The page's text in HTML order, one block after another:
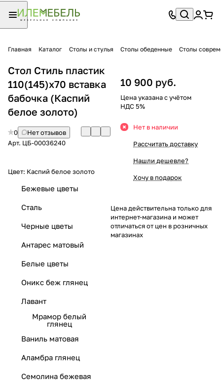
Главная Каталог Столы и стулья Столы обеденные Столы
Стол Стиль пластик
110(145)х70 вставка
бабочка (Каспий
белое золото)
0
Нет отзывов
Арт. ЦБ-00036240
Цвет: Каспий белое золото
Бежевые цветы
Сталь
Черные цветы
Антарес матовый
Белые цветы
Оникс беж глянец
Лавант
Мрамор белый
глянец
Ваниль матовая
Аламбра глянец
Семолина бежевая
10 900 руб.
Цена указана с учётом
НДС 5%
Нет в наличии
Рассчитать доставку
Нашли дешевле?
Хочу в подарок
Цена действительна только для
интернет-магазина и может
отличаться от цен в розничных
магазинах